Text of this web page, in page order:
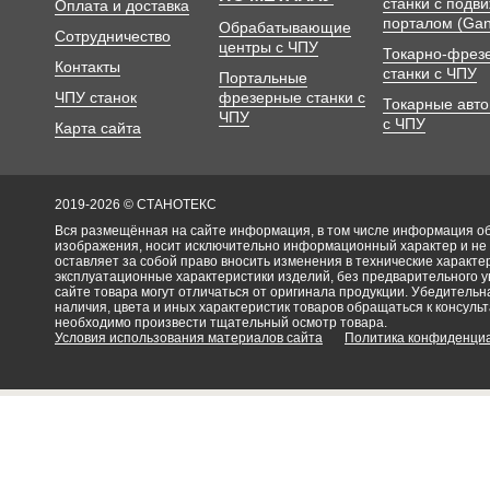
Оплата и доставка
Сотрудничество
Контакты
ЧПУ станок
Карта сайта
Обрабатывающие
центры с ЧПУ
Портальные
фрезерные станки с
ЧПУ
порталом
Токарно-
станки с ЧПУ
Токарные
с ЧПУ
2019-2026 © СТАНОТЕКС
Вся размещённая на сайте информация, в том числе информация об
изображения, носит исключительно информационный характер и
оставляет за собой право вносить изменения в технические
эксплуатационные характеристики изделий, без
сайте товара могут отличаться от оригинала продукции.
наличия, цвета и иных характеристик товаров обращаться к
необходимо произвести тщательный осмотр товара.
Условия использования материалов сайта
Политика